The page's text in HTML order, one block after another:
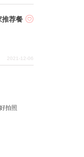
推荐餐
2021-12-06
好拍照